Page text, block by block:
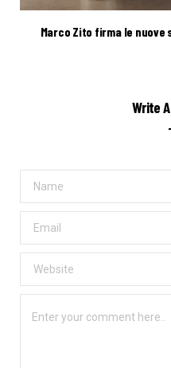
Marco Zito firma le
Write